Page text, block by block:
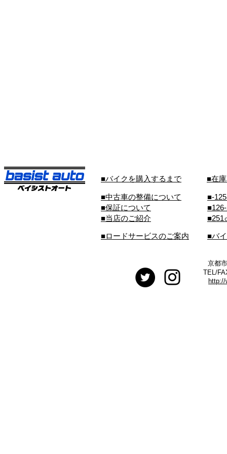
■バイクを購入するまで ■在
■中古車の整備について
■保証について
■当店のご紹介
■-
■251
■ロードサービスのご案内 ■バ
京都
TEL/